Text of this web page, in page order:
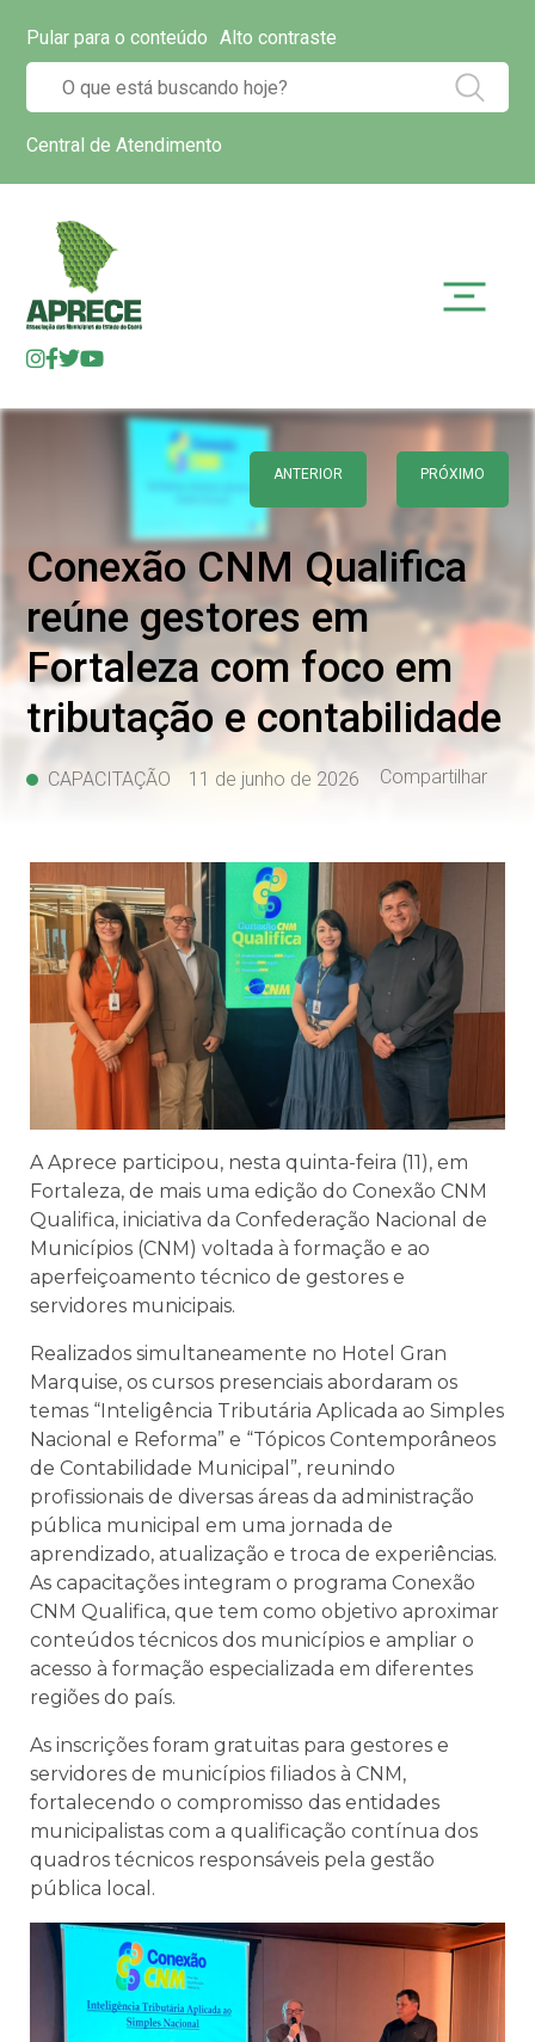
Pular para o conteúdo Alto contraste
Central de Atendimento
ANTERIOR PRÓXIMO
Conexão CNM Qualifica
reúne gestores em
Fortaleza com foco em
tributação e contabilidade
CAPACITAÇÃO 11 de junho de 2026 Compartilhar
A Aprece participou, nesta quinta-feira (11), em
Fortaleza, de mais uma edição do Conexão CNM
Qualifica, iniciativa da Confederação Nacional de
Municípios (CNM) voltada à formação e ao
aperfeiçoamento técnico de gestores e
servidores municipais.
Realizados simultaneamente no Hotel Gran
Marquise, os cursos presenciais abordaram os
temas “Inteligência Tributária Aplicada ao Simples
Nacional e Reforma” e “Tópicos Contemporâneos
de Contabilidade Municipal”, reunindo
profissionais de diversas áreas da administração
pública municipal em uma jornada de
aprendizado, atualização e troca de experiências.
As capacitações integram o programa Conexão
CNM Qualifica, que tem como objetivo aproximar
conteúdos técnicos dos municípios e ampliar o
acesso à formação especializada em diferentes
regiões do país.
As inscrições foram gratuitas para gestores e
servidores de municípios filiados à CNM,
fortalecendo o compromisso das entidades
municipalistas com a qualificação contínua dos
quadros técnicos responsáveis pela gestão
pública local.